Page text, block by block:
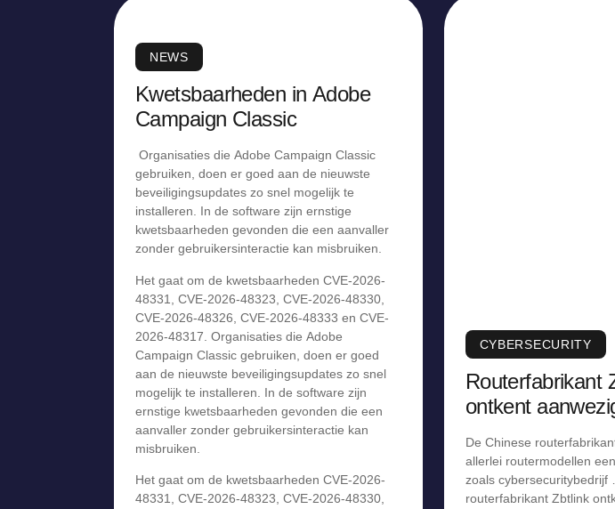
NEWS
Kwetsbaarheden in Adobe
Campaign Classic
Organisaties die Adobe Campaign Classic
gebruiken, doen er goed aan de nieuwste
beveiligingsupdates zo snel mogelijk te
installeren. In de software zijn ernstige
kwetsbaarheden gevonden die een aanvaller
zonder gebruikersinteractie kan misbruiken.
Het gaat om de kwetsbaarheden CVE-2026-
48331, CVE-2026-48323, CVE-2026-48330,
CVE-2026-48326, CVE-2026-48333 en CVE-
2026-48317. Organisaties die Adobe
Campaign Classic gebruiken, doen er goed
aan de nieuwste beveiligingsupdates zo snel
mogelijk te installeren. In de software zijn
ernstige kwetsbaarheden gevonden die een
aanvaller zonder gebruikersinteractie kan
misbruiken.
Het gaat om de kwetsbaarheden CVE-2026-
48331, CVE-2026-48323, CVE-2026-48330,
CYBERSECURITY
Routerfabrikant
ontkent
De Chinese
allerlei routermodellen
zoals cybersecuritybedrijf
routerfabrikant Zbtlink